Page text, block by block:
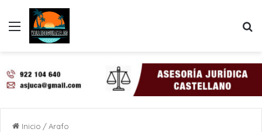
Menú
Inicio /Arafo